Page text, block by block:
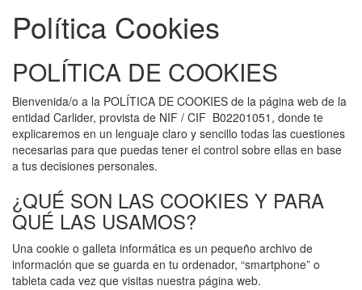
Política Cookies
POLÍTICA DE COOKIES
Bienvenida/o a la POLÍTICA DE COOKIES de la página web de la
entidad Carlider, provista de NIF / CIF B02201051, donde te
explicaremos en un lenguaje claro y sencillo todas las cuestiones
necesarias para que puedas tener el control sobre ellas en base
a tus decisiones personales.
¿QUÉ SON LAS COOKIES Y PARA
QUÉ LAS USAMOS?
Una cookie o galleta informática es un pequeño archivo de
información que se guarda en tu ordenador, “smartphone” o
tableta cada vez que visitas nuestra página web.